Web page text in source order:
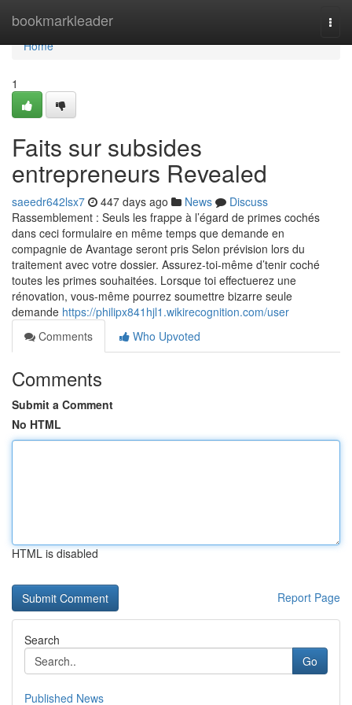
bookmarkleader
Home
Home
1
Faits sur subsides
entrepreneurs Revealed
saeedr642lsx7 447 days ago News
Discuss
Rassemblement : Seuls les frappe à l’égard de primes cochés
dans ceci formulaire en même temps que demande en
compagnie de Avantage seront pris Selon prévision lors du
traitement avec votre dossier. Assurez-toi-même d’tenir coché
toutes les primes souhaitées. Lorsque toi effectuerez une
rénovation, vous-même pourrez soumettre bizarre seule
demande https://philipx841hjl1.wikirecognition.com/user
Comments
Who Upvoted
Comments
Submit a Comment
No HTML
HTML is disabled
Report Page
Search
Go
Published News